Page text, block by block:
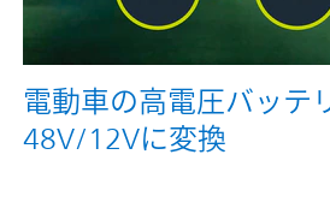
電動車の高電圧バッテ
48V/12Vに変換